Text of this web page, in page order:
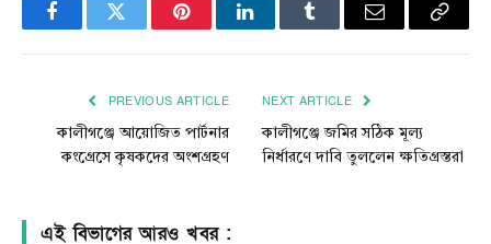
FacebookTwitter PinterestLinkedInTumblr Email
Copy
PREVIOUS ARTICLE
কালীগঞ্জে আয়োজিত পার্টনার
কংগ্রেসে কৃষকদের অংশগ্রহণ
NEXT ARTICLE
কালীগঞ্জে জমির সঠিক মূল্য
নির্ধারণে দাবি তুললেন ক্ষতিগ্রস্তরা
এই বিভাগের আরও খবর :